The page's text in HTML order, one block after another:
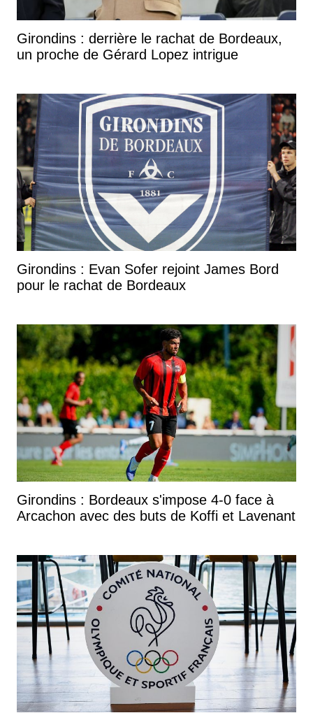
Girondins : derrière le rachat de Bordeaux,
un proche de Gérard Lopez intrigue
Girondins : Evan Sofer rejoint James Bord
pour le rachat de Bordeaux
Girondins : Bordeaux s'impose 4-0 face à
Arcachon avec des buts de Koffi et Lavenant